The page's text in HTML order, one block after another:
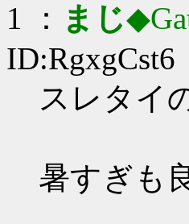
1 ： まじ
ID:RgxgCst6
スレタイ
暑すぎも